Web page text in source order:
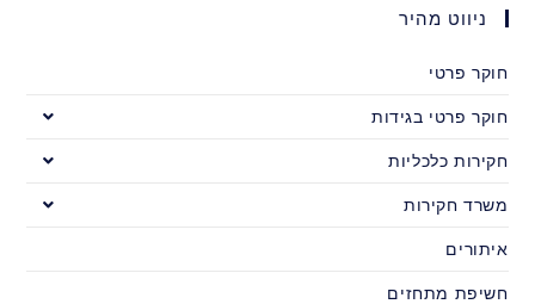
ניווט מהיר
חוקר פרטי
חוקר פרטי בגידות
חקירות כלכליות
משרד חקירות
איתורים
חשיפת מתחזים